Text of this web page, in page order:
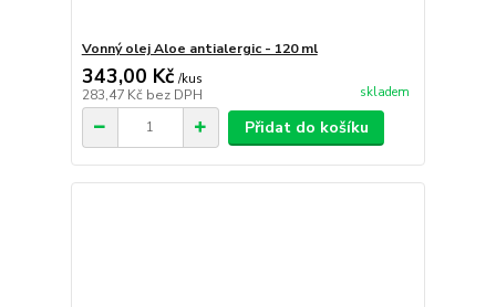
Vonný olej Aloe antialergic - 120 ml
343,00 Kč /kus
283,47 Kč bez DPH skladem
Přidat do košíku